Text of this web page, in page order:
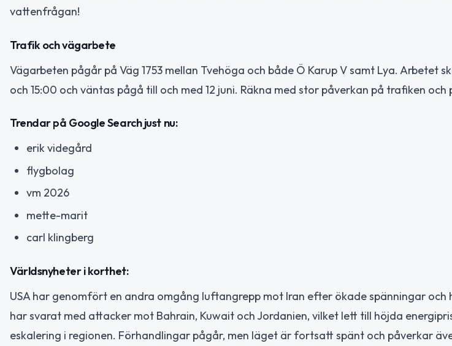
vattenfrågan!
Trafik och vägarbete
Vägarbeten pågår på Väg 1753 mellan Tvehöga och både Ö Karup V samt Lya. Arbetet
och 15:00 och väntas pågå till och med 12 juni. Räkna med stor påverkan på trafiken
Trendar på Google Search just nu:
erik videgård
flygbolag
vm 2026
mette-marit
carl klingberg
Världsnyheter i korthet:
USA har genomfört en andra omgång luftangrepp mot Iran efter ökade spänningar och
har svarat med attacker mot Bahrain, Kuwait och Jordanien, vilket lett till höjda
eskalering i regionen. Förhandlingar pågår, men läget är fortsatt spänt och påverkar